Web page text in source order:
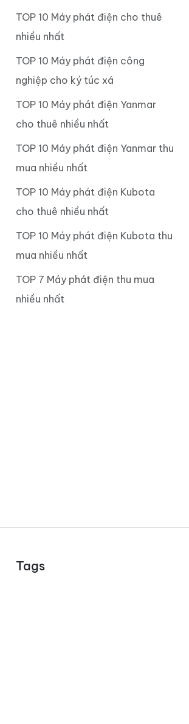
TOP 10 Máy phát điện cho thuê
nhiều nhất
TOP 10 Máy phát điện công
nghiệp cho ký túc xá
TOP 10 Máy phát điện Yanmar
cho thuê nhiều nhất
TOP 10 Máy phát điện Yanmar thu
mua nhiều nhất
TOP 10 Máy phát điện Kubota
cho thuê nhiều nhất
TOP 10 Máy phát điện Kubota thu
mua nhiều nhất
TOP 7 Máy phát điện thu mua
nhiều nhất
Tags